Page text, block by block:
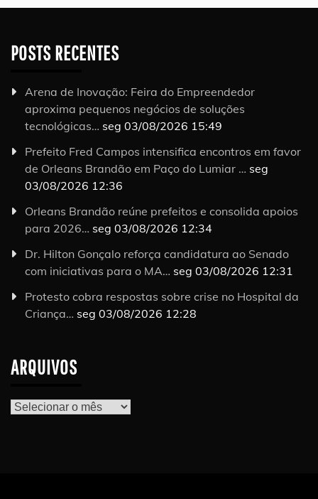
POSTS RECENTES
Arena de Inovação: Feira do Empreendedor
aproxima pequenos negócios de soluções
tecnológicas… seg 03/08/2026 15:49
Prefeito Fred Campos intensifica encontros em favor
de Orleans Brandão em Paço do Lumiar … seg
03/08/2026 12:36
Orleans Brandão reúne prefeitos e consolida apoios
para 2026… seg 03/08/2026 12:34
Dr. Hilton Gonçalo reforça candidatura ao Senado
com iniciativas para o MA… seg 03/08/2026 12:31
Protesto cobra respostas sobre crise no Hospital da
Criança… seg 03/08/2026 12:28
ARQUIVOS
Arquivos